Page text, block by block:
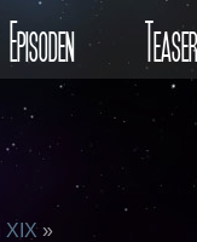
Episoden Teaser
XIX »